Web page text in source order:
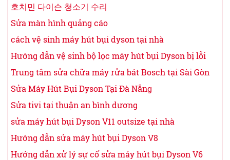
호치민 다이슨 청소기 수리
Sửa màn hình quảng cáo
cách vệ sinh máy hút bụi dyson tại nhà
Hướng dẫn vệ sinh bộ lọc máy hút bụi Dyson bị lỗi
Trung tâm sửa chữa máy rửa bát Bosch tại Sài Gòn
Sửa Máy Hút Bụi Dyson Tại Đà Nẵng
Sửa tivi tại thuận an bình dương
sửa máy hút bụi Dyson V11 outsize tại nhà
Hướng dẫn sửa máy hút bụi Dyson V8
Hướng dẫn xử lý sự cố sửa máy hút bụi Dyson V6